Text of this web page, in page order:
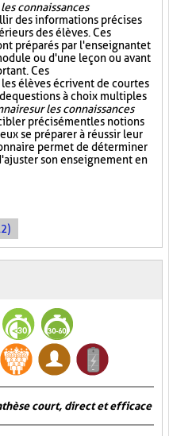
connaissances
des informations précises
des élèves. Ces
préparés par l'enseignant et
ou d'une leçon ou avant
Ces
élèves écrivent de courtes
questions à choix multiples
sur les connaissances
précisément les notions
se préparer à réussir leur
permet de déterminer
son enseignement en
court, direct et efficace